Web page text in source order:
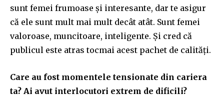
sunt femei frumoase și interesante, dar te asigur
că ele sunt mult mai mult decât atât. Sunt femei
valoroase, muncitoare, inteligente. Și cred că
publicul este atras tocmai acest pachet de calități.
Care au fost momentele tensionate din cariera
ta? Ai avut interlocutori extrem de dificili?